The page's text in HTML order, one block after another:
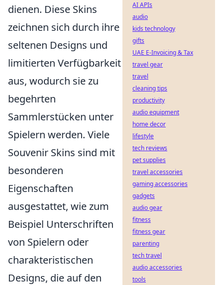
dienen. Diese Skins
zeichnen sich durch ihre
seltenen Designs und
limitierten Verfügbarkeit
aus, wodurch sie zu
begehrten
Sammlerstücken unter
Spielern werden. Viele
Souvenir Skins sind mit
besonderen
Eigenschaften
ausgestattet, wie zum
Beispiel Unterschriften
von Spielern oder
charakteristischen
Designs, die auf den
AI APIs
audio
kids technology
gifts
UAE E-Invoicing & Tax
travel gear
travel
cleaning tips
productivity
audio equipment
home decor
lifestyle
tech reviews
pet supplies
travel accessories
gaming accessories
gadgets
audio gear
fitness
fitness gear
parenting
tech travel
audio accessories
tools